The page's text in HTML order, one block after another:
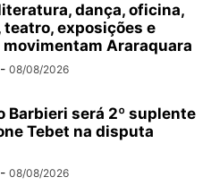
dança, oficina,
teatro, exposições e
Araraquara
- 08/08/2026
Barbieri será 2º suplente
Tebet na disputa
- 08/08/2026